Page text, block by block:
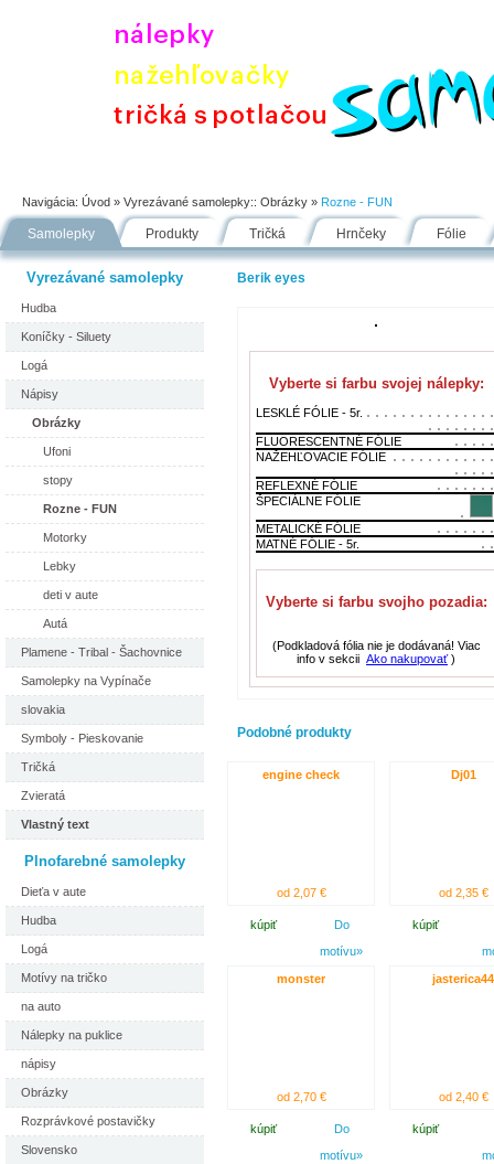
Navigácia: Úvod » Vyrezávané samolepky:: Obrázky » Rozne - FUN
Samolepky Produkty Tričká Hrnčeky Fólie
Vyrezávané samolepky
Hudba
Koníčky - Siluety
Logá
Nápisy
Obrázky
Ufoni
stopy
Rozne - FUN
Motorky
Lebky
deti v aute
Autá
Plamene - Tribal - Šachovnice
Samolepky na Vypínače
slovakia
Symboly - Pieskovanie
Tričká
Zvieratá
Vlastný text
Plnofarebné samolepky
Dieťa v aute
Hudba
Logá
Motívy na tričko
na auto
Nálepky na puklice
nápisy
Obrázky
Rozprávkové postavičky
Slovensko
Berik eyes
Vyberte si farbu svojej nálepky:
LESKLÉ FÓLIE - 5r.
FLUORESCENTNÉ FÓLIE
NAŽEHĽOVACIE FÓLIE
REFLEXNÉ FÓLIE
ŠPECIÁLNE FÓLIE
METALICKÉ FÓLIE
MATNÉ FÓLIE - 5r.
Vyberte si farbu svojho pozadia:
(Podkladová fólia nie je dodávaná! Viac
info v sekcii Ako nakupovať )
Podobné produkty
engine check
od 2,07 €
kúpiť
Do
motívu»
Dj01
od 2,35 €
kúpiť
monster
od 2,70 €
kúpiť
Do
motívu»
jasterica44
od 2,40 €
kúpiť